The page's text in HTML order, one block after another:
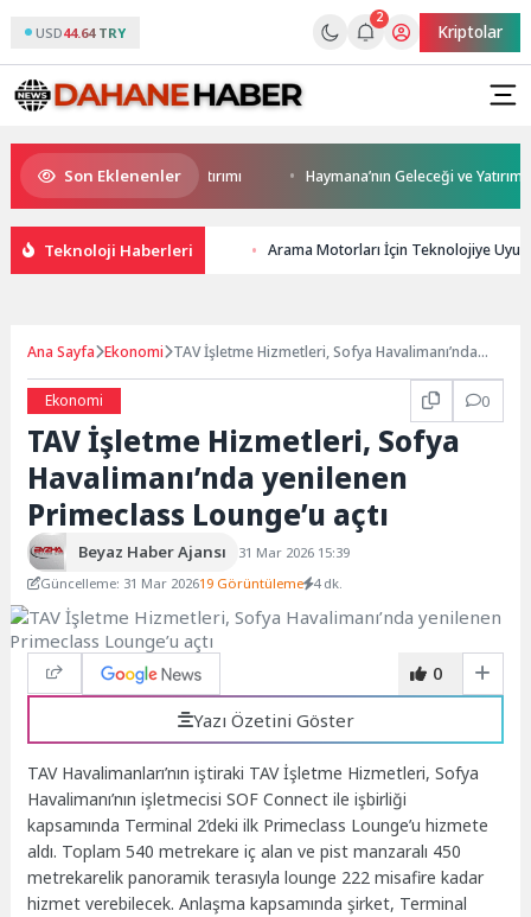
USD44.64 TRY
2
Kriptolar
Son Eklenenler
modern ulaşım yatırımı Haymana’nın Geleceği ve Yatırım
Teknoloji Haberleri Arama Motorları İçin Teknolojiye
Ana Sayfa Ekonomi TAV İşletme Hizmetleri, Sofya Havalimanı’nda
Ekonomi
0
TAV İşletme Hizmetleri, Sofya
Havalimanı’nda yenilenen
Primeclass Lounge’u açtı
Beyaz Haber Ajansı
31 Mar 2026 15:39
Güncelleme: 31 Mar 202619 Görüntüleme 4 dk.
0
Yazı Özetini Göster
TAV Havalimanları’nın iştiraki TAV İşletme Hizmetleri, Sofya
Havalimanı’nın işletmecisi SOF Connect ile işbirliği
kapsamında Terminal 2’deki ilk Primeclass Lounge’u hizmete
aldı. Toplam 540 metrekare iç alan ve pist manzaralı 450
metrekarelik panoramik terasıyla lounge 222 misafire kadar
hizmet verebilecek. Anlaşma kapsamında şirket, Terminal